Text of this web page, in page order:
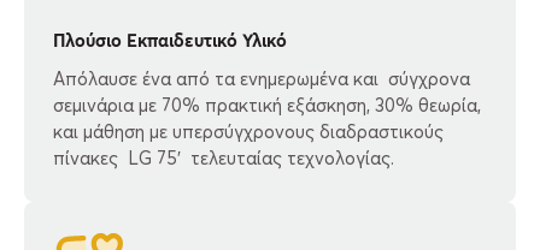
Πλούσιο Εκπαιδευτικό Υλικό
Απόλαυσε ένα από τα ενημερωμένα και σύγχρονα
σεμινάρια με 70% πρακτική εξάσκηση, 30% θεωρία,
και μάθηση με υπερσύγχρονους διαδραστικούς
πίνακες LG 75′ τελευταίας τεχνολογίας.